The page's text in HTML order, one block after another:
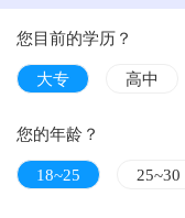
您目前的学历？
大专 高中
您的年龄？
18~25 25~30